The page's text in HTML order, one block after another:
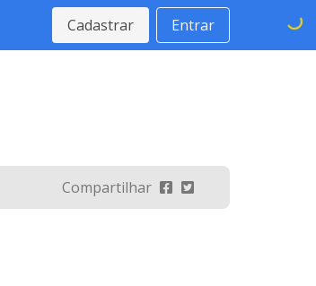
Cadastrar Entrar
Compartilhar